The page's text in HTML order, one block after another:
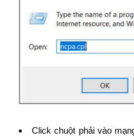
Click chuột phải vào